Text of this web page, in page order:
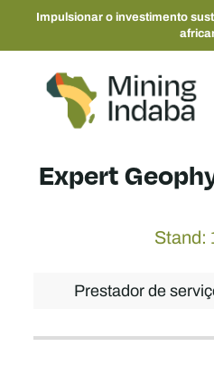
Impulsionar o investimento
Expert
Stand:
Prestador de